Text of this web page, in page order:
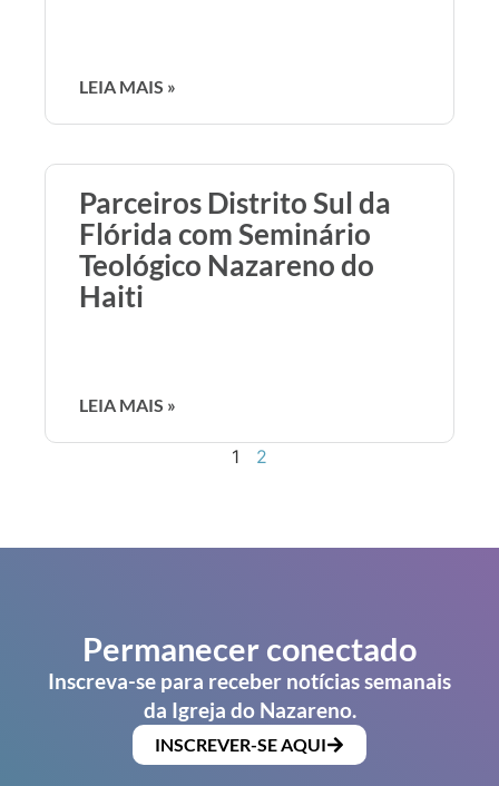
LEIA MAIS »
Parceiros Distrito Sul da
Flórida com Seminário
Teológico Nazareno do
Haiti
LEIA MAIS »
1 2
Permanecer conectado
Inscreva-se para receber notícias semanais
da Igreja do Nazareno.
INSCREVER-SE AQUI